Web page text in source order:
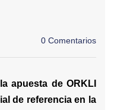
0 Comentarios
apuesta de ORKLI
de referencia en la